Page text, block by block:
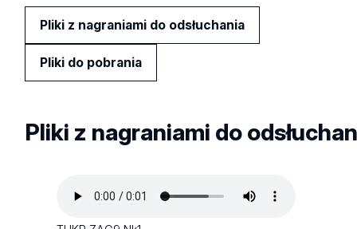
Pliki z nagraniami do odsłuchania
Pliki do pobrania
Pliki z nagraniami do